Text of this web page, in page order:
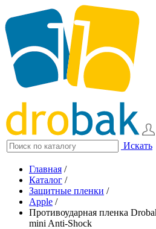
Искать
Главная /
Каталог /
Защитные пленки /
Apple /
Противоударная пленка
mini Anti-Shock